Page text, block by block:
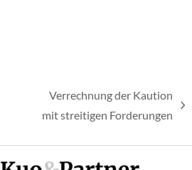
Nächster
Verrechnung der Kaution
mit streitigen Forderungen